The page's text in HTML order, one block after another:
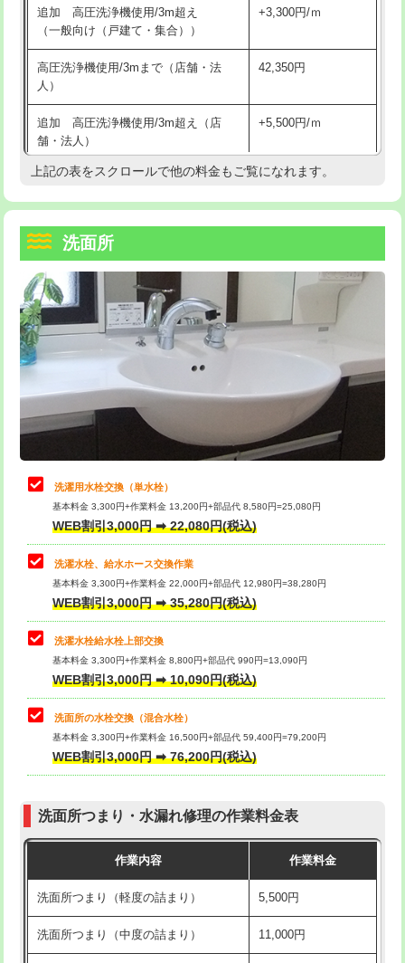
マス交換（深さ50㎝以上） 66,000円
コンクリート斫り（厚さ10㎝まで） 27,500円
コンクリート斫り（厚さ10㎝超え）
モルタル補修（厚さ10㎝まで）
モルタル補修（厚さ10㎝超え） 38,500円
洗面台設置 38,500円
追加人工
廃棄・処分 現場見積
※給水管工事は20mmまでの価格です。
持込商品取付（混合水栓） 16,500円
給水管工事※（ホール加工)
給水管工事※（バンド止め) 3,300円
給水管工事※（支持金具設置) 5,500円
給水管工事※（保温材使用（バンド止
め込み）)
5,500円
給水管工事※（土の掘削・埋め戻し作
業)
11,000円
給水管工事※（塩ビ管（VP・HI）使
用/3ｍまで)
33,000円
給水管工事※（塩ビ管（VP・HI）使
用（追加）/3ｍ超え)
給水管工事※（ライニング鋼管・銅
管・ポリ管・HT管使用/3ｍまで)
44,000円
給水管工事※（ライニング鋼管・銅
管・ポリ管・HT管使用/3ｍ超え)
排水管工事（土の掘削・埋め戻し作
業）
排水管工事（排水管工事/3ｍまで） 55,000円
排水管工事（追加 排水管工事/3ｍ超
え）
マス交換（土の掘削・埋め戻し作業）
マス交換（深さ50㎝未満）
マス交換（深さ50㎝以上）
モルタル補修（厚さ10㎝まで） 27,500円
モルタル補修（厚さ10㎝超え） 38,500円
洗面台設置 38,500円
追加 高圧洗浄機使用/3m超え
（一般向け（戸建て・集合））
+3,300円/ｍ
高圧洗浄機使用/3mまで（店舗・法
人）
42,350円
追加 高圧洗浄機使用/3m超え（店
舗・法人）
+5,500円/ｍ
高度高圧洗浄換 現地調査
トーラー機使用/3mまで
追加トーラー機使用/3m超え +3,300円
カメラ調査 33,000円
桝清掃
止水・漏水調査・防水処理・清掃・修
理・調整・分解・加工など（軽作業）
11,000円
止水・漏水調査・防水処理・清掃・修
理・調整・分解・加工など（中作業）
22,000円
止水・漏水調査・防水処理・清掃・修
理・調整・分解・加工など（重作業）
33,000円
キッチンタンク脱着
その他部品の脱着
交換・取付（タンク）
交換・取付(単水栓（壁付・デッキ
式）)
交換・取付(混合水栓（壁付・デッキ
式・ワンホール）)
16,500円+材料費
（P/S/ポップアップ））
交換・取付（その他部品） 11,000円+材料費
持込商品取付（単水栓） 13,200円
持込商品取付（混合水栓） 16,500円
持込商品取付（浄水器・分岐水栓） 16,500円
上記の表をスクロールで他の料金もご覧になれます。
洗面所
洗濯用水栓交換（単水栓）
基本料金 3,300円+作業料金 13,200円+部品代 8,580円=25,080円
WEB割引3,000円 ➡ 22,080円(税込)
洗濯水栓、給水ホース交換作業
基本料金 3,300円+作業料金 22,000円+部品代 12,980円=38,280円
WEB割引3,000円 ➡ 35,280円(税込)
洗濯水栓給水栓上部交換
基本料金 3,300円+作業料金 8,800円+部品代 990円=13,090円
WEB割引3,000円 ➡ 10,090円(税込)
洗面所の水栓交換（混合水栓）
基本料金 3,300円+作業料金 16,500円+部品代 59,400円=79,200円
WEB割引3,000円 ➡ 76,200円(税込)
洗面所つまり・水漏れ修理の作業料金表
作業内容 作業料金
洗面所つまり（軽度の詰まり） 5,500円
洗面所つまり（中度の詰まり） 11,000円